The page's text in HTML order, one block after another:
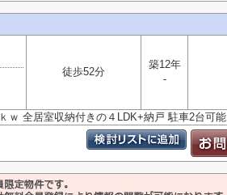
徒歩52分
築12年
-
ｗ 全居室収納付きの４LDK+納戸 駐車2台可能